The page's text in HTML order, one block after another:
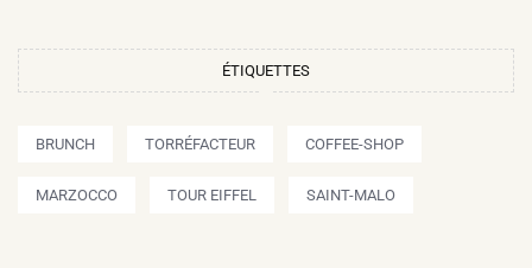
ÉTIQUETTES
BRUNCH TORRÉFACTEUR COFFEE-SHOP
MARZOCCO TOUR EIFFEL SAINT-MALO